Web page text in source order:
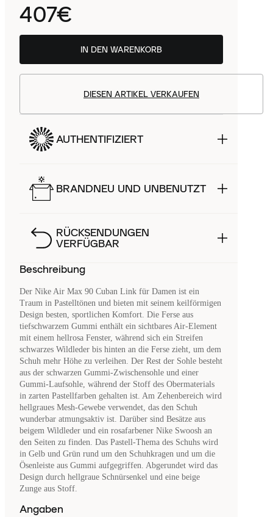
407€
IN DEN WARENKORB
DIESEN ARTIKEL VERKAUFEN
AUTHENTIFIZIERT
BRANDNEU UND UNBENUTZT
RÜCKSENDUNGEN
VERFÜGBAR
Beschreibung
Der Nike Air Max 90 Cuban Link für Damen ist ein
Traum in Pastelltönen und bieten mit seinem keilförmigen
Design besten, sportlichen Komfort. Die Ferse aus
tiefschwarzem Gummi enthält ein sichtbares Air-Element
mit einem hellrosa Fenster, während sich ein Streifen
schwarzes Wildleder bis hinten an die Ferse zieht, um dem
Schuh mehr Höhe zu verleihen. Der Rest der Sohle besteht
aus der schwarzen Gummi-Zwischensohle und einer
Gummi-Laufsohle, während der Stoff des Obermaterials
in zarten Pastellfarben gehalten ist. Am Zehenbereich wird
hellgraues Mesh-Gewebe verwendet, das den Schuh
wunderbar atmungsaktiv ist. Darüber sind Besätze aus
beigem Wildleder und ein rosafarbener Nike Swoosh an
den Seiten zu finden. Das Pastell-Thema des Schuhs wird
in Gelb und Grün rund um den Schuhkragen und um die
Ösenleiste aus Gummi aufgegriffen. Abgerundet wird das
Design durch hellgraue Schnürsenkel und eine beige
Zunge aus Stoff.
Angaben